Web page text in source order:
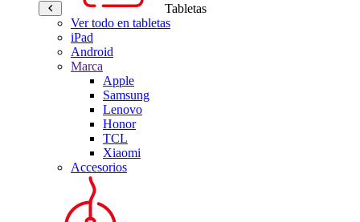
Tabletas
Ver todo en tabletas
iPad
Android
Marca
Apple
Samsung
Lenovo
Honor
TCL
Xiaomi
Accesorios